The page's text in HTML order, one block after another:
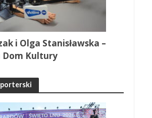
i Olga Stanisławska –
Dom Kultury